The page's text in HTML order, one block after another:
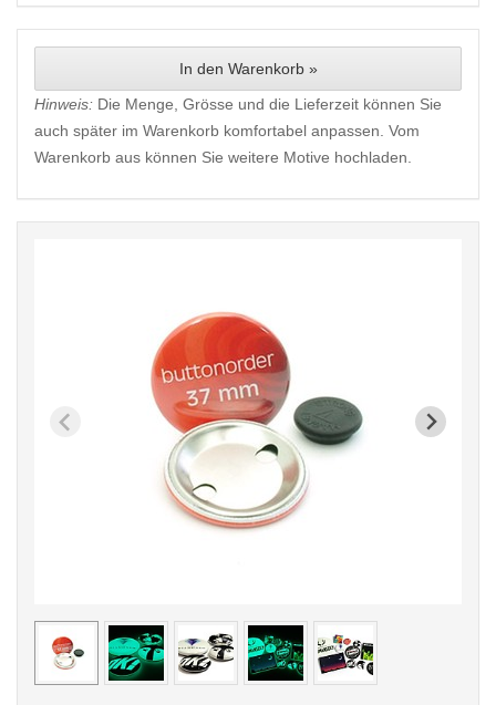
In den Warenkorb »
Hinweis: Die Menge, Grösse und die Lieferzeit können Sie
auch später im Warenkorb komfortabel anpassen. Vom
Warenkorb aus können Sie weitere Motive hochladen.
< /picture>